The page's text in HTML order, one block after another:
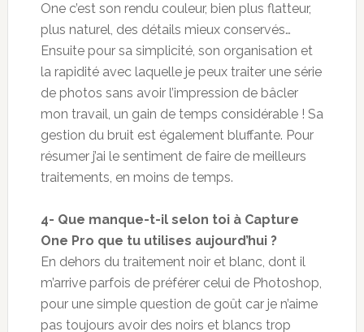
One c’est son rendu couleur, bien plus flatteur,
plus naturel, des détails mieux conservés…
Ensuite pour sa simplicité, son organisation et
la rapidité avec laquelle je peux traiter une série
de photos sans avoir l’impression de bâcler
mon travail, un gain de temps considérable ! Sa
gestion du bruit est également bluffante. Pour
résumer j’ai le sentiment de faire de meilleurs
traitements, en moins de temps.
4- Que manque-t-il selon toi à Capture
One Pro que tu utilises aujourd’hui ?
En dehors du traitement noir et blanc, dont il
m’arrive parfois de préférer celui de Photoshop,
pour une simple question de goût car je n’aime
pas toujours avoir des noirs et blancs trop